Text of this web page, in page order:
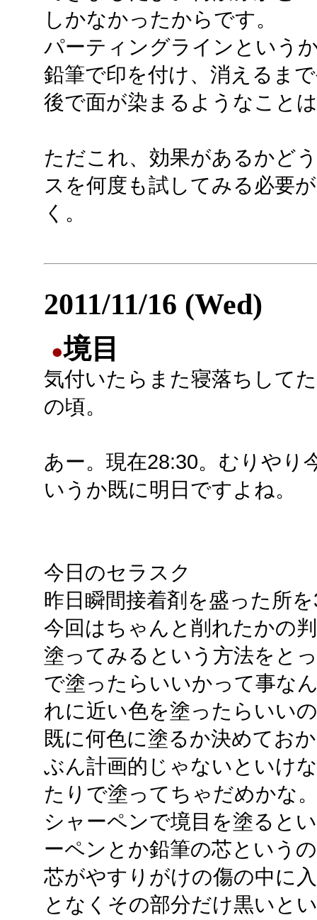
しかなかったからです。
パーティングラインという
鉛筆で印を付け、消えるま
後で面が染まるようなこと
ただこれ、効果があるかど
スを何度も試してみる必要
く。
2011/11/16 (Wed)
●境目
気付いたらまた寝落ちして
の頃。
あー。現在28:30。むりやり
いうか既に明日ですよね。
今日のセラスク
昨日瞬間接着剤を盛った所
今回はちゃんと削れたかの
塗ってみるという方法をと
で塗ったらいいかって事な
れに近い色を塗ったらいい
既に何色に塗るか決めてお
ぶん計画的じゃないといけ
たりで塗ってちゃだめかな
シャーペンで境目を塗ると
ーペンとか鉛筆の芯という
芯がやすりがけの傷の中に
となくその部分だけ黒いと